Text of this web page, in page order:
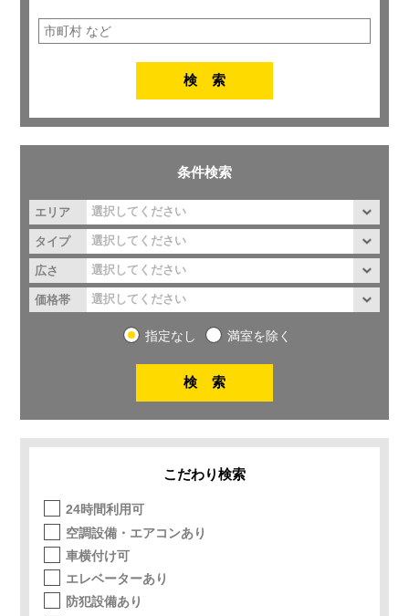
条件検索
エリア
タイプ
広さ
価格帯
指定なし 満室を除く
こだわり検索
24時間利用可
空調設備・エアコンあり
車横付け可
エレベーターあり
防犯設備あり